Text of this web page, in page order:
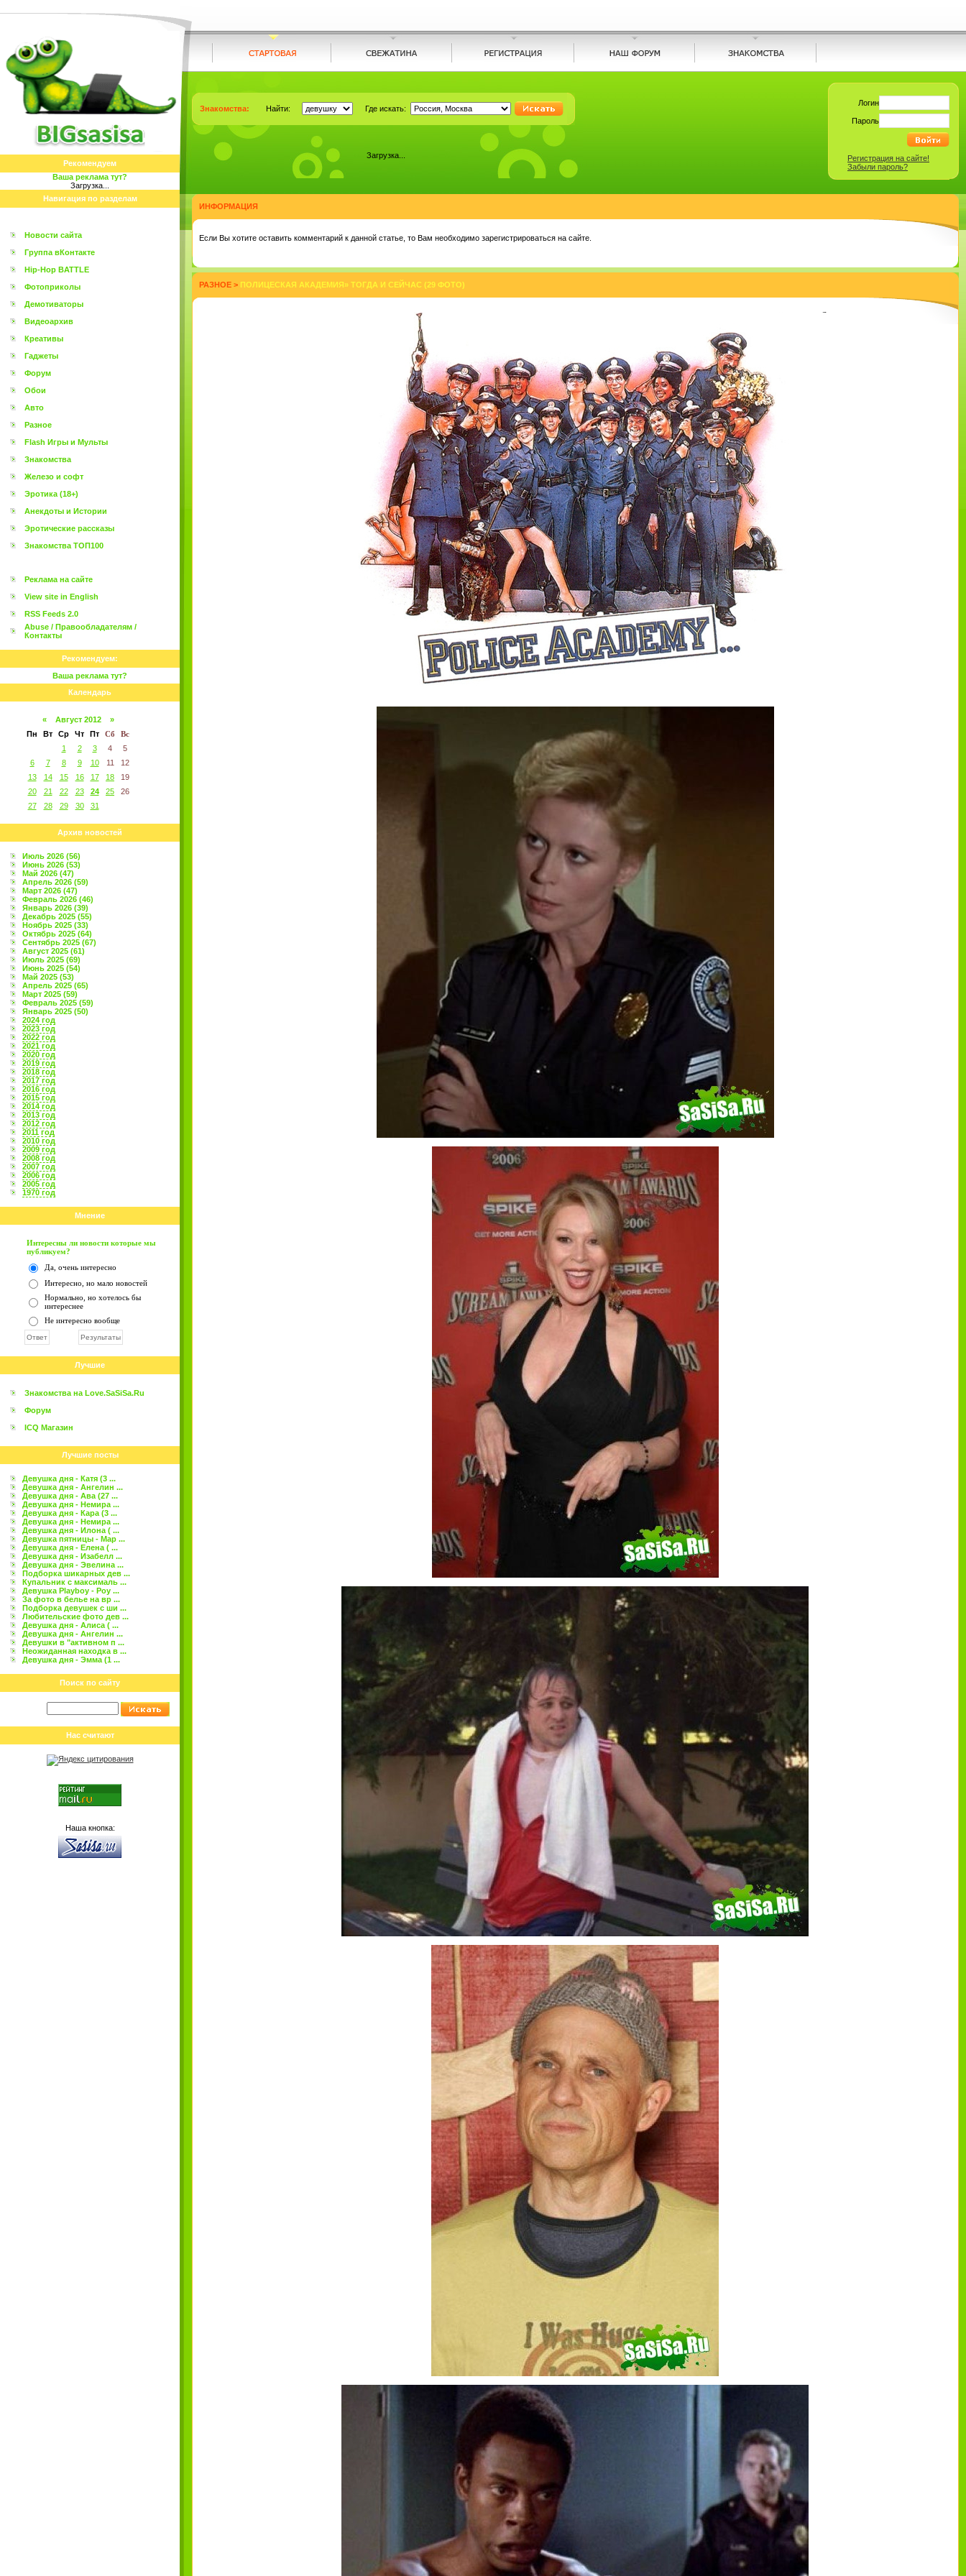
Рекомендуем
Ваша реклама тут?
Загрузка...
Навигация по разделам
Новости сайта
Группа вКонтакте
Hip-Hop BATTLE
Фотоприколы
Демотиваторы
Видеоархив
Креативы
Гаджеты
Форум
Обои
Авто
Разное
Flash Игры и Мульты
Знакомства
Железо и софт
Эротика (18+)
Анекдоты и Истории
Эротические рассказы
Знакомства ТОП100
Реклама на сайте
View site in English
RSS Feeds 2.0
Abuse / Правообладателям /
Контакты
Рекомендуем:
Ваша реклама тут?
Календарь
« Август 2012
»
Пн
Вт Ср Чт Пт Сб
Вс
1
2 3 4
5
6
7 8 9 10 11
12
13
14 15 16 17 18
19
20
21 22 23 24 25
26
27
28 29 30 31
Архив новостей
Июль 2026 (56)
Июнь 2026 (53)
Май 2026 (47)
Апрель 2026 (59)
Март 2026 (47)
Февраль 2026 (46)
Январь 2026 (39)
Декабрь 2025 (55)
Ноябрь 2025 (33)
Октябрь 2025 (64)
Сентябрь 2025 (67)
Август 2025 (61)
Июль 2025 (69)
Июнь 2025 (54)
Май 2025 (53)
Апрель 2025 (65)
Март 2025 (59)
Февраль 2025 (59)
Январь 2025 (50)
2024 год
2023 год
2022 год
2021 год
2020 год
2019 год
2018 год
2017 год
2016 год
2015 год
2014 год
2013 год
2012 год
2011 год
2010 год
2009 год
2008 год
2007 год
2006 год
2005 год
1970 год
Мнение
Интересны ли новости которые мы
публикуем?
Да, очень интересно
Интересно, но мало новостей
Нормально, но хотелось бы
интереснее
Не интересно вообще
Лучшие
Знакомства на Love.SaSiSa.Ru
Форум
ICQ Магазин
Лучшие посты
Девушка дня - Катя (3 ...
Девушка дня - Ангелин ...
Девушка дня - Ава (27 ...
Девушка дня - Немира ...
Девушка дня - Кара (3 ...
Девушка дня - Немира ...
Девушка дня - Илона ( ...
Девушка пятницы - Мар ...
Девушка дня - Елена ( ...
Девушка дня - Изабелл ...
Девушка дня - Эвелина ...
Подборка шикарных дев ...
Купальник с максималь ...
Девушка Playboy - Роу ...
За фото в белье на вр ...
Подборка девушек с ши ...
Любительские фото дев ...
Девушка дня - Алиса ( ...
Девушка дня - Ангелин ...
Девушки в "активном п ...
Неожиданная находка в ...
Девушка дня - Эмма (1 ...
Поиск по сайту
Нас считают
Наша кнопка:
Знакомства: Найти: Где искать:
Логин
Пароль
Регистрация на сайте!
Забыли пароль?
Загрузка...
ИНФОРМАЦИЯ
Eсли Вы хотите оставить комментарий к данной статье, то Вам необходимо зарегистрироваться на сайте.
РАЗНОЕ > ПОЛИЦЕСКАЯ АКАДЕМИЯ» ТОГДА И СЕЙЧАС (29 ФОТО)